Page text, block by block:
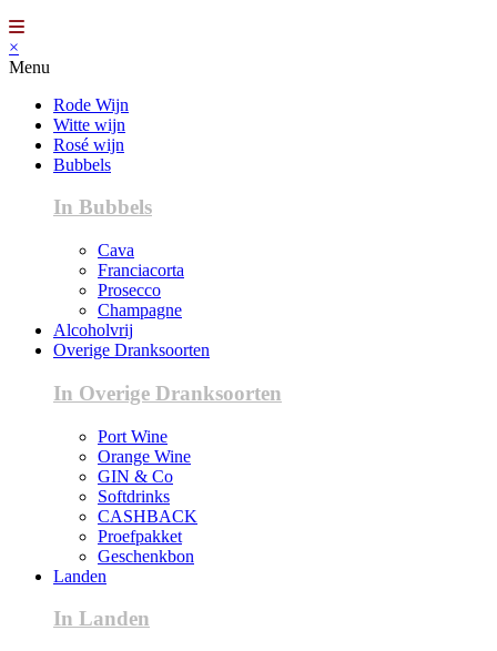
×
Menu
Rode Wijn
Witte wijn
Rosé wijn
Bubbels
In Bubbels
Cava
Franciacorta
Prosecco
Champagne
Alcoholvrij
Overige Dranksoorten
In Overige Dranksoorten
Port Wine
Orange Wine
GIN & Co
Softdrinks
CASHBACK
Proefpakket
Geschenkbon
Landen
In Landen